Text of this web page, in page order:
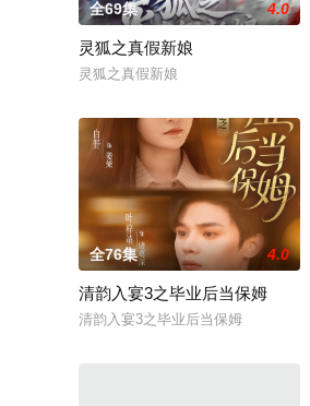
全69集 4.0
灵狐之真假新娘
灵狐之真假新娘
全76集 4.0
清韵入宴3之毕业后当保姆
清韵入宴3之毕业后当保姆